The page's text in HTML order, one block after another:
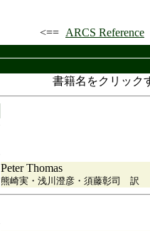
<== ARCS Reference
書籍名をクリック
Peter Thomas
熊崎実・浅川澄彦・須藤彰司 訳